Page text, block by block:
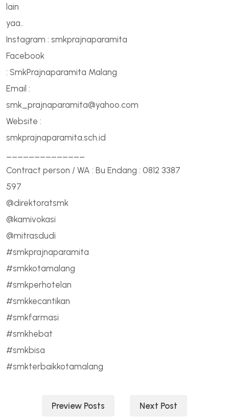
lain
yaa..
Instagram : smkprajnaparamita
Facebook
: SmkPrajnaparamita Malang
Email :
smk_prajnaparamita@yahoo.com
Website :
smkprajnaparamita.sch.id
Contract person / WA : Bu Endang : 0812 3387
597
@direktoratsmk
@kamivokasi
@mitrasdudi
#smkprajnaparamita
#smkkotamalang
#smkperhotelan
#smkkecantikan
#smkfarmasi
#smkhebat
#smkbisa
#smkterbaikkotamalang
NavigasiPreview Posts Next Post